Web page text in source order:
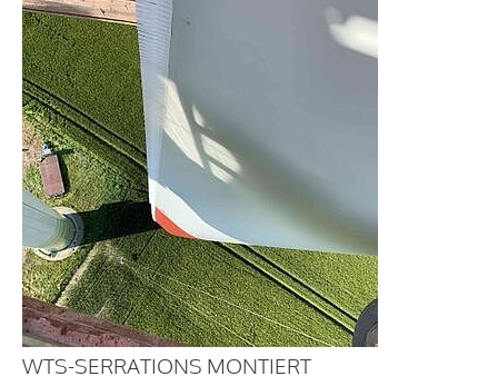
WTS-SERRATIONS MONTIERT